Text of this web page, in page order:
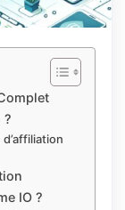
?
IO ?